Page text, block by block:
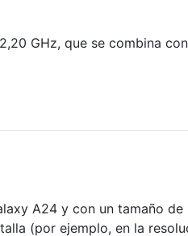
GHz, que se combina
A24 y con un tamaño de
(por ejemplo, en la